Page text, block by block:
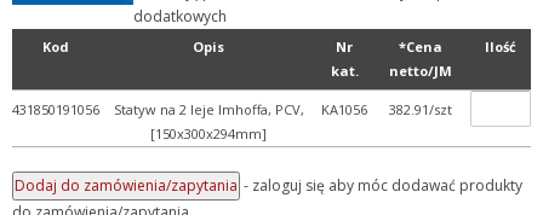
dodatkowych
Kod Opis
Nr
kat.
*Cena
netto/JM
Ilość
431850191056
Statyw na 2 leje Imhoffa, PCV,
[150x300x294mm]
KA1056 382.91/szt
- zaloguj się aby móc dodawać produkty